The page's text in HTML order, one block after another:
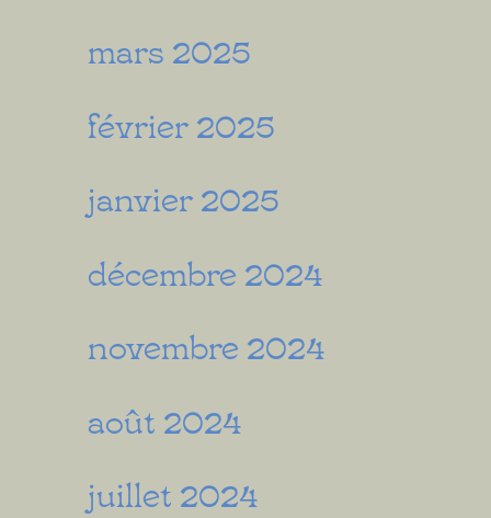
mars 2025
février 2025
janvier 2025
décembre 2024
novembre 2024
août 2024
juillet 2024